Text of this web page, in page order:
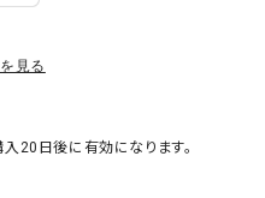
見る
20日後に有効になります。